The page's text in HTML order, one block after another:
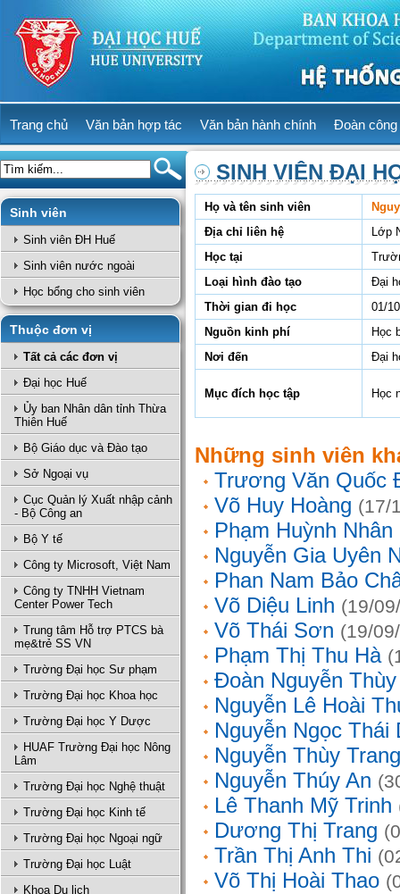
Trang chủ Văn bản hợp tác Văn bản hành chính Đoàn công
Sinh viên
Sinh viên ĐH Huế
Sinh viên nước ngoài
Học bổng cho sinh viên
Thuộc đơn vị
Tất cả các đơn vị
Đại học Huế
Ủy ban Nhân dân tỉnh Thừa
Thiên Huế
Bộ Giáo dục và Đào tạo
Sở Ngoại vụ
Cục Quản lý Xuất nhập cảnh
- Bộ Công an
Bộ Y tế
Công ty Microsoft, Việt Nam
Công ty TNHH Vietnam
Center Power Tech
Trung tâm Hỗ trợ PTCS bà
mẹ&trẻ SS VN
Trường Đại học Sư phạm
Trường Đại học Khoa học
Trường Đại học Y Dược
HUAF Trường Đại học Nông
Lâm
Trường Đại học Nghệ thuật
Trường Đại học Kinh tế
Trường Đại học Ngoại ngữ
Trường Đại học Luật
Khoa Du lịch
SINH VIÊN ĐẠI
Họ và tên sinh viên
Địa chỉ liên hệ
Lớp
Học tại
Loại hình đào tạo
Đại
Thời gian đi học
01/
Nguồn kinh phí
Học
Nơi đến
Đại
Mục đích học tập Học
Những sinh viên
Trương Văn Quốc
Võ Huy Hoàng (17/
Phạm Huỳnh Nhân
Nguyễn Gia Uyên
Phan Nam Bảo
Võ Diệu Linh (19/
Võ Thái Sơn (19/
Phạm Thị Thu Hà
Đoàn Nguyễn
Nguyễn Lê Hoài
Nguyễn Ngọc Thái
Nguyễn Thùy Trang
Nguyễn Thúy An
Lê Thanh Mỹ Trinh
Dương Thị Trang
Trần Thị Anh Thi
Võ Thị Hoài Thao